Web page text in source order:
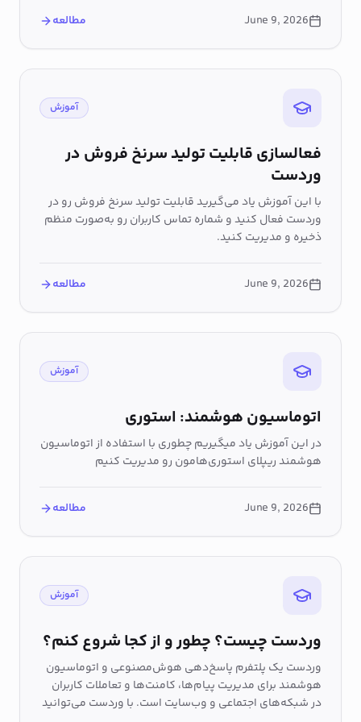
June 9, 2026 مطالعه
آموزش
فعالسازی قابلیت تولید سرنخ فروش در
وردست
با این آموزش یاد می‌گیرید قابلیت تولید سرنخ فروش رو در
وردست فعال کنید و شماره تماس کاربران رو به‌صورت منظم
ذخیره و مدیریت کنید.
June 9, 2026 مطالعه
آموزش
اتوماسیون هوشمند: استوری
در این آموزش یاد میگیریم چطوری با استفاده از اتوماسیون
هوشمند ریپلای‌ استوری‌هامون رو مدیریت کنیم
June 9, 2026 مطالعه
آموزش
وردست چیست؟ چطور و از کجا شروع کنم؟
وردست یک پلتفرم پاسخ‌دهی هوش‌مصنوعی و اتوماسیون
هوشمند برای مدیریت پیام‌ها، کامنت‌ها و تعاملات کاربران
در شبکه‌های اجتماعی و وب‌سایت است. با وردست می‌توانید